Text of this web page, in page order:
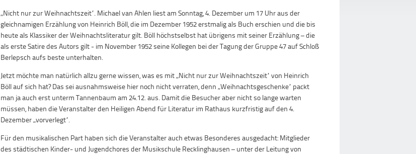
„Nicht nur zur Weihnachtszeit“. Michael van Ahlen liest am Sonntag, 4. Dezember um 17 Uhr aus der
gleichnamigen Erzählung von Heinrich Böll, die im Dezember 1952 erstmalig als Buch erschien und die bis
heute als Klassiker der Weihnachtsliteratur gilt. Böll höchstselbst hat übrigens mit seiner Erzählung – die
als erste Satire des Autors gilt - im November 1952 seine Kollegen bei der Tagung der Gruppe 47 auf Schloß
Berlepsch aufs beste unterhalten.
Jetzt möchte man natürlich allzu gerne wissen, was es mit „Nicht nur zur Weihnachtszeit“ von Heinrich
Böll auf sich hat? Das sei ausnahmsweise hier noch nicht verraten, denn „Weihnachtsgeschenke“ packt
man ja auch erst unterm Tannenbaum am 24.12. aus. Damit die Besucher aber nicht so lange warten
müssen, haben die Veranstalter den Heiligen Abend für Literatur im Rathaus kurzfristig auf den 4.
Dezember „vorverlegt“.
Für den musikalischen Part haben sich die Veranstalter auch etwas Besonderes ausgedacht: Mitglieder
des städtischen Kinder- und Jugendchores der Musikschule Recklinghausen – unter der Leitung von